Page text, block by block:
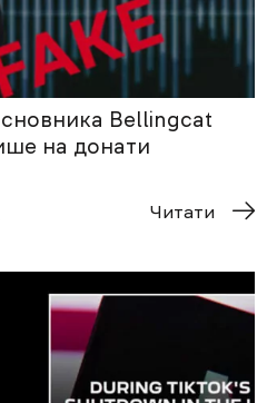
Bellingcat
на донати
Читати